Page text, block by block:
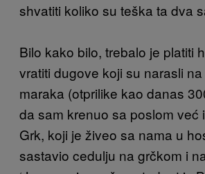
shvatiti koliko su teška ta dva
Bilo kako bilo, trebalo je platiti
vratiti dugove koji su narasli
maraka (otprilike kao danas
da sam krenuo sa poslom već
Grk, koji je živeo sa nama u
sastavio cedulju na grčkom i